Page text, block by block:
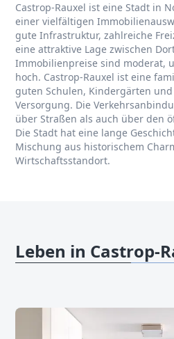
Castrop-Rauxel ist eine Stadt in
einer vielfältigen
gute Infrastruktur, zahlreiche
eine attraktive Lage zwischen
Immobilienpreise sind moderat,
hoch. Castrop-Rauxel ist eine
guten Schulen, Kindergärten
Versorgung. Die
über Straßen als auch über den
Die Stadt hat eine lange
Mischung aus historischem
Wirtschaftsstandort.
Leben in Castrop-